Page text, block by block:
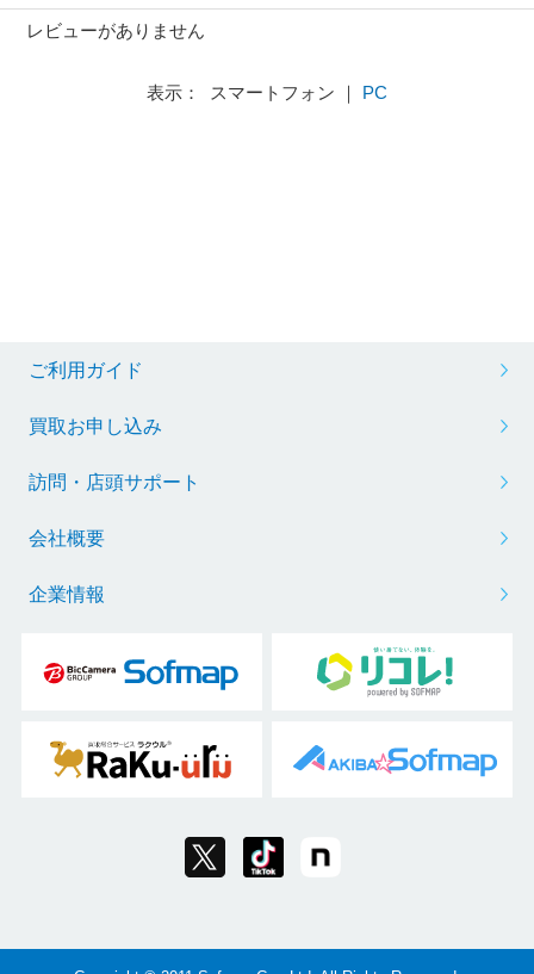
レビューがありません
表示： スマートフォン ｜ PC
ご利用ガイド
買取お申し込み
訪問・店頭サポート
会社概要
企業情報